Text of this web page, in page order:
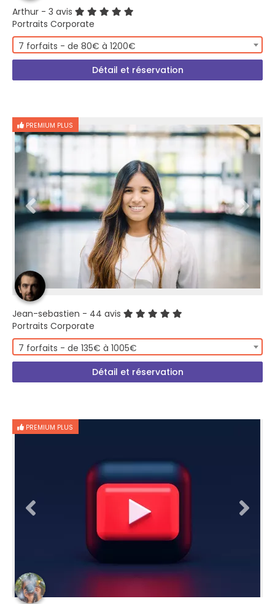
Arthur - 3 avis
Portraits Corporate
7 forfaits - de 80€ à 1200€
Détail et réservation
PREMIUM PLUS
Jean-sebastien - 44 avis
Portraits Corporate
7 forfaits - de 135€ à 1005€
Détail et réservation
PREMIUM PLUS